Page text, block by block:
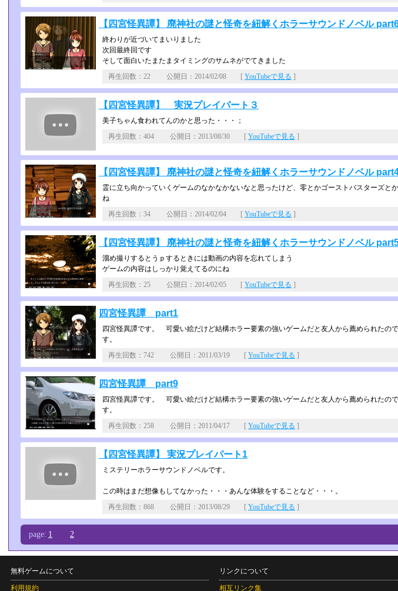
【四宮怪異譚】 廃神社の謎と怪奇を紐解くホラーサウンドノベル part6
終わりが近づいてまいりました
次回最終回です
そして面白いたまたまタイミングのサムネがでてきました
再生回数：22 公開日：2014/02/08 [ YouTubeで見る ]
【四宮怪異譚】 実況プレイパート３
美子ちゃん食われてんのかと思った・・・；
再生回数：404 公開日：2013/08/30 [ YouTubeで見る ]
【四宮怪異譚】 廃神社の謎と怪奇を紐解くホラーサウンドノベル part4
霊に立ち向かっていくゲームのなかなかないなと思ったけど、零とかゴーストバスターズ­と
ね
再生回数：34 公開日：2014/02/04 [ YouTubeで見る ]
【四宮怪異譚】 廃神社の謎と怪奇を紐解くホラーサウンドノベル part5
溜め撮りするとうｐするときには動画の内容を忘れてしまう
ゲームの内容はしっかり覚えてるのにね
再生回数：25 公開日：2014/02/05 [ YouTubeで見る ]
四宮怪異譚 part1
四宮怪異譚です。 可愛い絵だけど結構ホラー要素の強いゲームだと友人から薦められたの
す。
再生回数：742 公開日：2011/03/19 [ YouTubeで見る ]
四宮怪異譚 part9
四宮怪異譚です。 可愛い絵だけど結構ホラー要素の強いゲームだと友人から薦められたの
す。
再生回数：258 公開日：2011/04/17 [ YouTubeで見る ]
【四宮怪異譚】 実況プレイパート1
ミステリーホラーサウンドノベルです。
この時はまだ想像もしてなかった・・・あんな体験をすることなど・・・。
再生回数：868 公開日：2013/08/29 [ YouTubeで見る ]
page: 1 2
無料ゲームについて
利用規約
リンクについて
相互リンク集